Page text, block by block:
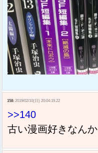
158: 2019/02/10(日) 20:04:19.22
>>140
古い漫画好きなんか